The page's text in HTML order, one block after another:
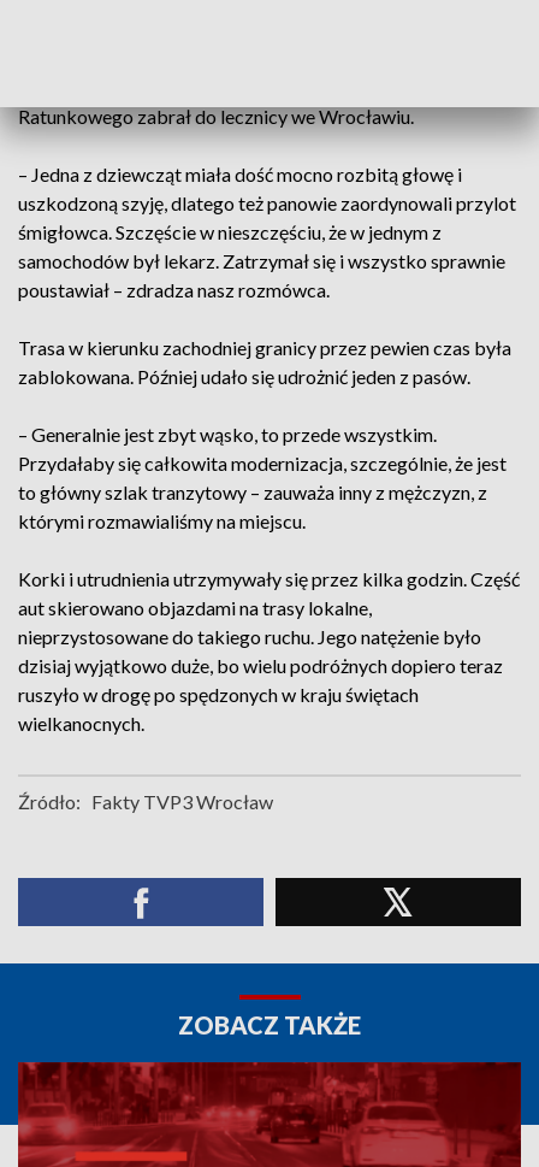
Ratunkowego zabrał do lecznicy we Wrocławiu.
– Jedna z dziewcząt miała dość mocno rozbitą głowę i
uszkodzoną szyję, dlatego też panowie zaordynowali przylot
śmigłowca. Szczęście w nieszczęściu, że w jednym z
samochodów był lekarz. Zatrzymał się i wszystko sprawnie
poustawiał – zdradza nasz rozmówca.
Trasa w kierunku zachodniej granicy przez pewien czas była
zablokowana. Później udało się udrożnić jeden z pasów.
– Generalnie jest zbyt wąsko, to przede wszystkim.
Przydałaby się całkowita modernizacja, szczególnie, że jest
to główny szlak tranzytowy – zauważa inny z mężczyzn, z
którymi rozmawialiśmy na miejscu.
Korki i utrudnienia utrzymywały się przez kilka godzin. Część
aut skierowano objazdami na trasy lokalne,
nieprzystosowane do takiego ruchu. Jego natężenie było
dzisiaj wyjątkowo duże, bo wielu podróżnych dopiero teraz
ruszyło w drogę po spędzonych w kraju świętach
wielkanocnych.
Źródło: Fakty TVP3 Wrocław
ZOBACZ TAKŻE